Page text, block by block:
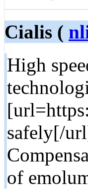
Cialis (
High
safely[/
of